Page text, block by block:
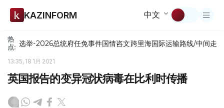
KAZINFORM 中文
热
点: 选举-2026总统府任免事件国情咨文跨里海国际运输路线/中间走廊
13:35, 18 1月 2021
英国报告的变异冠状病毒在比利时传播